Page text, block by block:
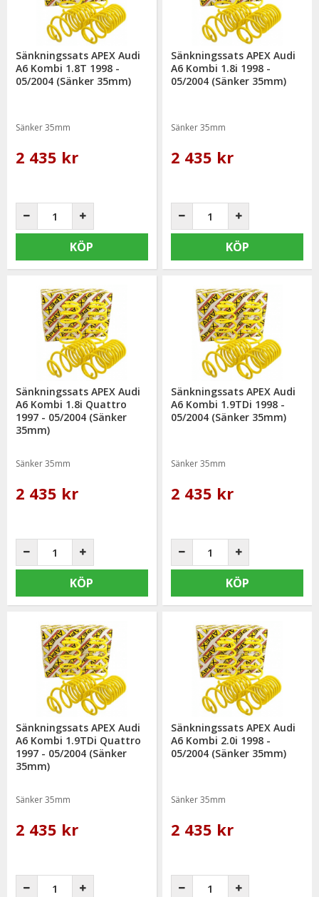
Sänkningssats APEX Audi
A6 Kombi 1.8T 1998 -
05/2004 (Sänker 35mm)
Sänker 35mm
2 435 kr
KÖP
Sänkningssats APEX Audi
A6 Kombi 1.8i 1998 -
05/2004 (Sänker 35mm)
Sänker 35mm
2 435 kr
KÖP
Sänkningssats APEX Audi
A6 Kombi 1.8i Quattro
1997 - 05/2004 (Sänker
35mm)
Sänker 35mm
2 435 kr
KÖP
Sänkningssats APEX Audi
A6 Kombi 1.9TDi 1998 -
05/2004 (Sänker 35mm)
Sänker 35mm
2 435 kr
KÖP
Sänkningssats APEX Audi
A6 Kombi 1.9TDi Quattro
1997 - 05/2004 (Sänker
35mm)
Sänker 35mm
2 435 kr
Sänkningssats APEX Audi
A6 Kombi 2.0i 1998 -
05/2004 (Sänker 35mm)
Sänker 35mm
2 435 kr